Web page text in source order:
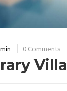
0 Comments
Villa